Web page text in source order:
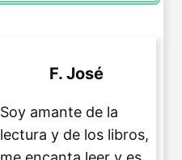
F. José
Soy amante de la
lectura y de los libros,